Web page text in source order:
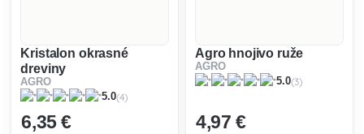
Kristalon okrasné
dreviny
AGRO
5.0(4)
6,35 €
Agro hnojivo ruže
AGRO
5.0(3)
4,97 €